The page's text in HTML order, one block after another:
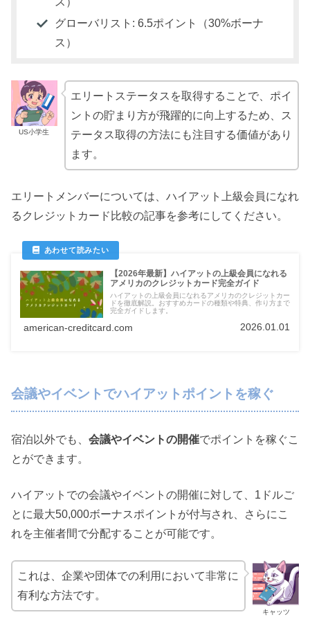
グローバリスト: 6.5ポイント（30%ボーナ
ス）
US小学生
エリートステータスを取得することで、ポイ
ントの貯まり方が飛躍的に向上するため、ス
テータス取得の方法にも注目する価値があり
ます。
エリートメンバーについては、ハイアット上級会員になれ
るクレジットカード比較の記事を参考にしてください。
【2026年最新】ハイアットの上級会員になれる
アメリカのクレジットカード完全ガイド
ハイアットの上級会員になれるアメリカのクレジットカー
ドを徹底解説。おすすめカードの種類や特典、作り方まで
完全ガイドします。
american-creditcard.com 2026.01.01
会議やイベントでハイアットポイントを稼ぐ
宿泊以外でも、 会議やイベントの開催でポイントを稼ぐこ
とができます。
ハイアットでの会議やイベントの開催に対して、1ドルご
とに最大50,000ボーナスポイントが付与され、さらにこ
れを主催者間で分配することが可能です。
キャッツ
これは、企業や団体での利用において非常に
有利な方法です。